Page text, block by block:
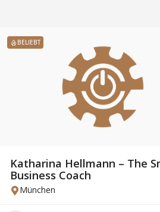
BELIEBT
Katharina Hellmann – The
Business Coach
München